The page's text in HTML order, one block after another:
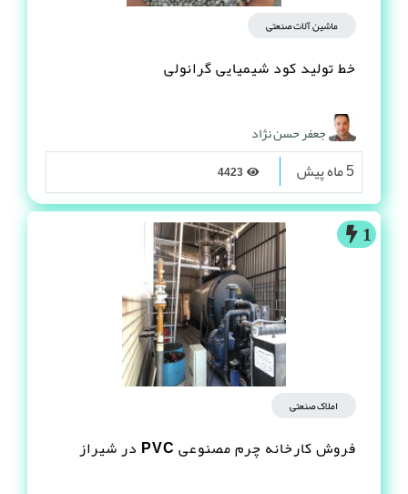
ماشین آلات صنعتی
خط تولید کود شیمیایی گرانولی
جعفر حسن نژاد
5 ماه پیش
1
املاک صنعتی
فروش کارخانه چرم مصنوعى PVC در شیراز